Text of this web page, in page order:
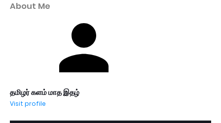
About Me
தமிழர் களம் மாத இதழ்
Visit profile